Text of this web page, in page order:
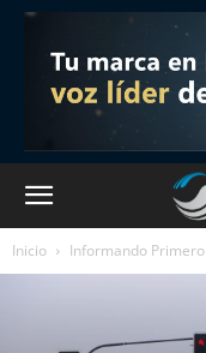
Inicio Informando Primero